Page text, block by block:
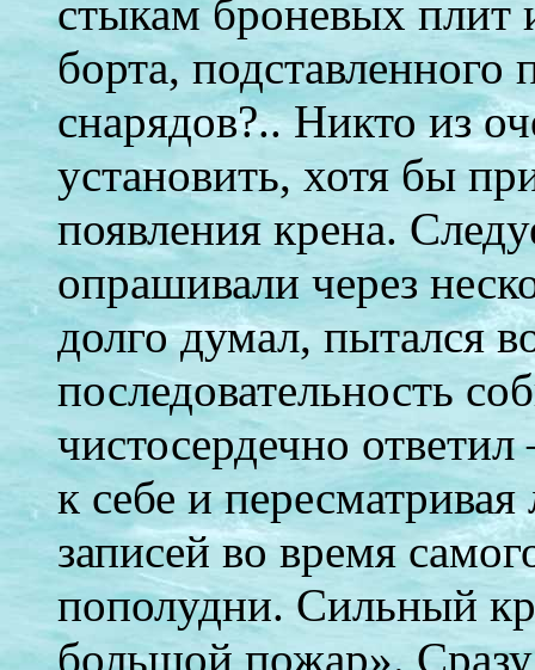
стыкам броневых
борта,
снарядов?.. Никто из
установить, хотя бы
появления крена.
опрашивали через
долго думал, пытался
последовательность
чистосердечно
к себе и
записей во время
пополудни. Сильный
большой пожар».